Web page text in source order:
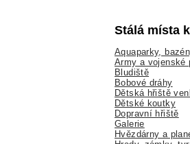
Stálá místa
Aquaparky,
Army a vojenské
Bludiště
Bobové dráhy
Dětská hřiště
Dětské koutky
Dopravní hřiště
Galerie
Hvězdárny a